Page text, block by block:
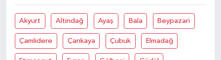
Akyurt Altindağ Ayaş Bala Beypazari
Çamlidere Çankaya Çubuk Elmadağ